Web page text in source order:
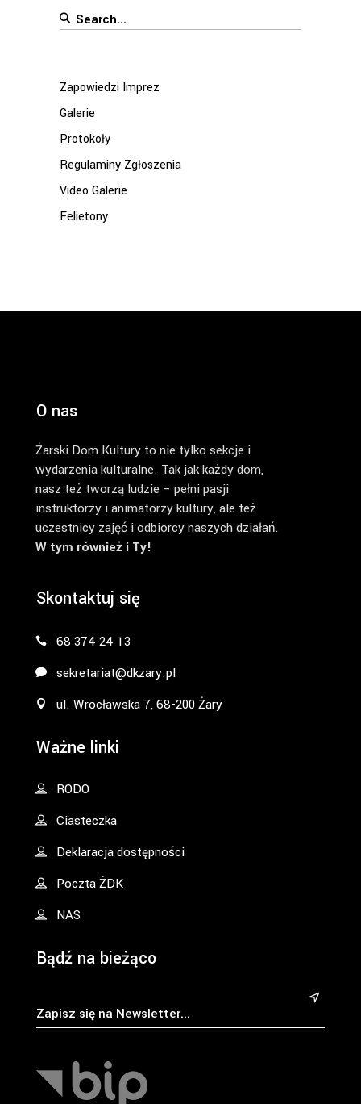
Search
Zapowiedzi Imprez
Galerie
Protokoły
Regulaminy Zgłoszenia
Video Galerie
Felietony
O nas
Żarski Dom Kultury to nie tylko sekcje i
wydarzenia kulturalne. Tak jak każdy dom,
nasz też tworzą ludzie – pełni pasji
instruktorzy i animatorzy kultury, ale też
uczestnicy zajęć i odbiorcy naszych działań.
W tym również i Ty!
Skontaktuj się
68 374 24 13
sekretariat@dkzary.pl
ul. Wrocławska 7, 68-200 Żary
Ważne linki
RODO
Ciasteczka
Deklaracja dostępności
Poczta ŻDK
NAS
Bądź na bieżąco
&